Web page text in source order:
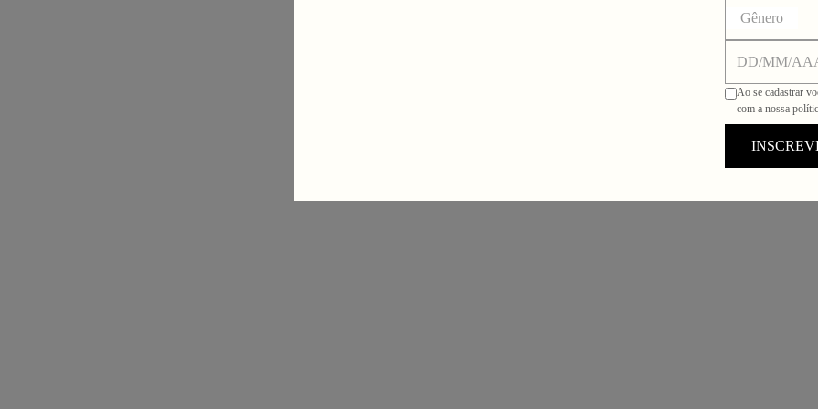
Gênero
Ao se cadastrar
com a nossa